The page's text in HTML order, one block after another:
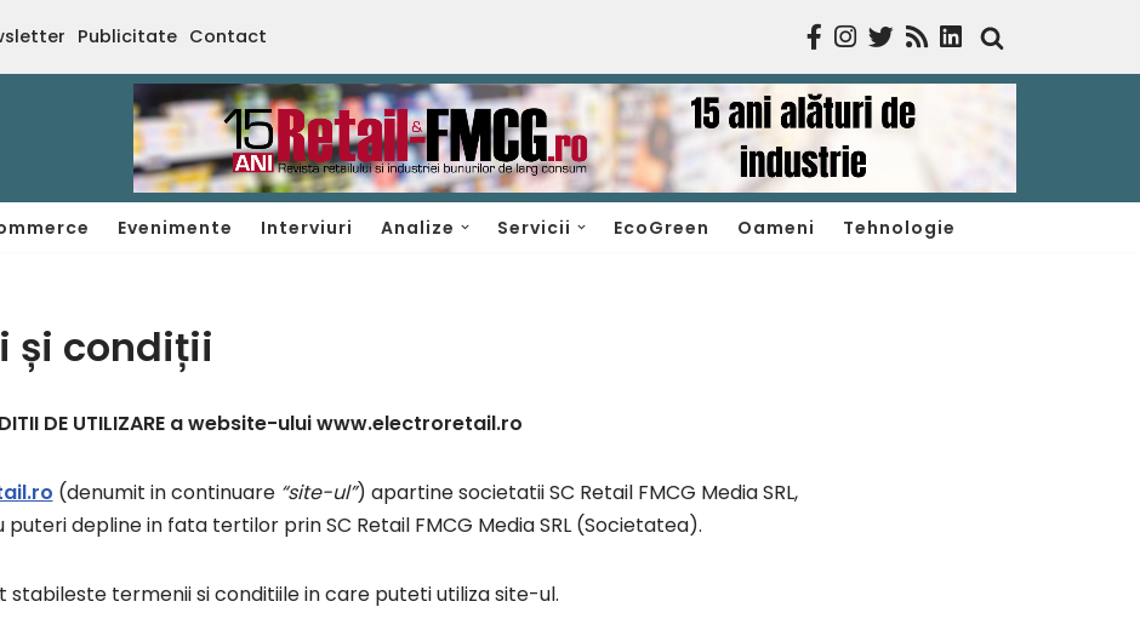
Publicitate Contact
Evenimente Interviuri Analize Servicii EcoGreen Oameni Tehnologie
și condiții
DE UTILIZARE a website-ului www.electroretail.ro
(denumit in continuare “site-ul”) apartine societatii SC Retail FMCG Media SRL,
depline in fata tertilor prin SC Retail FMCG Media SRL (Societatea).
stabileste termenii si conditiile in care puteti utiliza site-ul.